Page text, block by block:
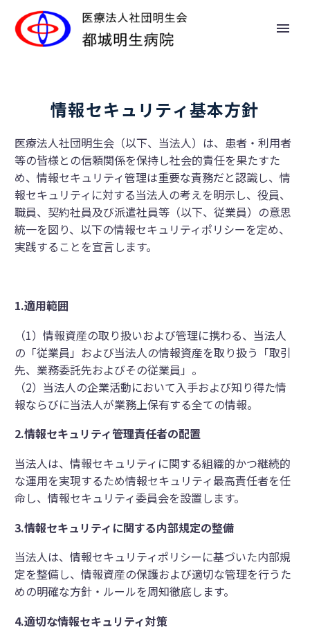
情報セキュリティ基本方針
医療法人社団明生会（以下、当法人）は、患者・利用者
等の皆様との信頼関係を保持し社会的責任を果たすた
め、情報セキュリティ管理は重要な責務だと認識し、情
報セキュリティに対する当法人の考えを明示し、役員、
職員、契約社員及び派遣社員等（以下、従業員）の意思
統一を図り、以下の情報セキュリティポリシーを定め、
実践することを宣言します。
1.適用範囲
（1）情報資産の取り扱いおよび管理に携わる、当法人
の「従業員」および当法人の情報資産を取り扱う「取引
先、業務委託先およびその従業員」。
（2）当法人の企業活動において入手および知り得た情
報ならびに当法人が業務上保有する全ての情報。
2.情報セキュリティ管理責任者の配置
当法人は、情報セキュリティに関する組織的かつ継続的
な運用を実現するため情報セキュリティ最高責任者を任
命し、情報セキュリティ委員会を設置します。
3.情報セキュリティに関する内部規定の整備
当法人は、情報セキュリティポリシーに基づいた内部規
定を整備し、情報資産の保護および適切な管理を行うた
めの明確な方針・ルールを周知徹底します。
4.適切な情報セキュリティ対策